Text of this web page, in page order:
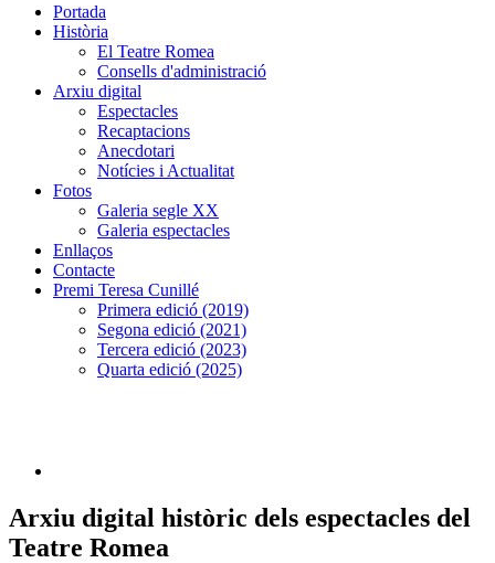
Portada
Història
El Teatre Romea
Consells d'administració
Arxiu digital
Espectacles
Recaptacions
Anecdotari
Notícies i Actualitat
Fotos
Galeria segle XX
Galeria espectacles
Enllaços
Contacte
Premi Teresa Cunillé
Primera edició (2019)
Segona edició (2021)
Tercera edició (2023)
Quarta edició (2025)
Arxiu digital històric dels espectacles del
Teatre Romea